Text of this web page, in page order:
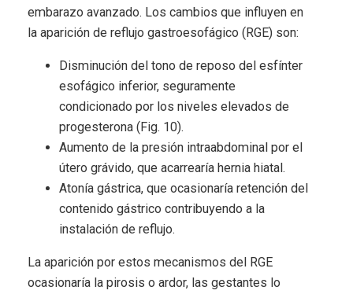
embarazo avanzado. Los cambios que influyen en
la aparición de reflujo gastroesofágico (RGE) son:
Disminución del tono de reposo del esfínter
esofágico inferior, seguramente
condicionado por los niveles elevados de
progesterona (Fig. 10).
Aumento de la presión intraabdominal por el
útero grávido, que acarrearía hernia hiatal.
Atonía gástrica, que ocasionaría retención del
contenido gástrico contribuyendo a la
instalación de reflujo.
La aparición por estos mecanismos del RGE
ocasionaría la pirosis o ardor, las gestantes lo